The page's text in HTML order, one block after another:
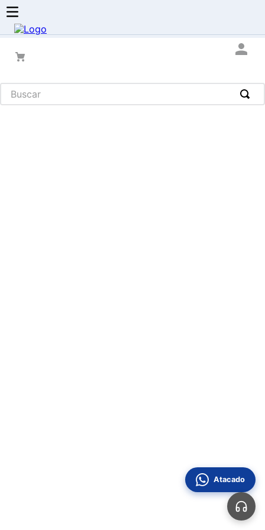
Buscar
Atacado